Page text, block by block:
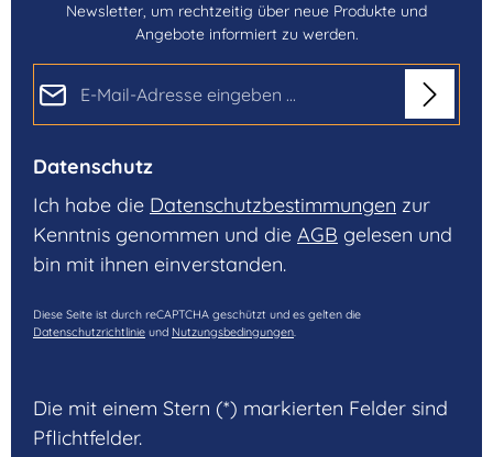
Newsletter, um rechtzeitig über neue Produkte und
Angebote informiert zu werden.
Datenschutz
Ich habe die Datenschutzbestimmungen zur
Kenntnis genommen und die AGB gelesen und
bin mit ihnen einverstanden.
Diese Seite ist durch reCAPTCHA geschützt und es gelten die
Datenschutzrichtlinie und Nutzungsbedingungen.
Die mit einem Stern (*) markierten Felder sind
Pflichtfelder.